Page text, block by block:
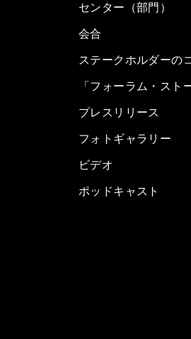
センター（部門）
会合
ステークホルダーの
「フォーラム・スト
プレスリリース
フォトギャラリー
ビデオ
ポッドキャスト